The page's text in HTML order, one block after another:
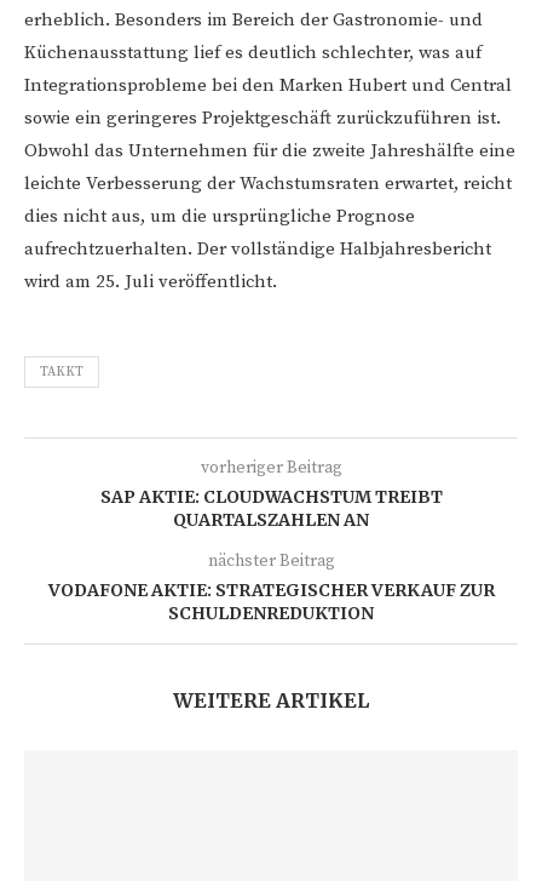
erheblich. Besonders im Bereich der Gastronomie- und
Küchenausstattung lief es deutlich schlechter, was auf
Integrationsprobleme bei den Marken Hubert und Central
sowie ein geringeres Projektgeschäft zurückzuführen ist.
Obwohl das Unternehmen für die zweite Jahreshälfte eine
leichte Verbesserung der Wachstumsraten erwartet, reicht
dies nicht aus, um die ursprüngliche Prognose
aufrechtzuerhalten. Der vollständige Halbjahresbericht
wird am 25. Juli veröffentlicht.
TAKKT
vorheriger Beitrag
SAP AKTIE: CLOUDWACHSTUM TREIBT
QUARTALSZAHLEN AN
nächster Beitrag
VODAFONE AKTIE: STRATEGISCHER VERKAUF ZUR
SCHULDENREDUKTION
WEITERE ARTIKEL